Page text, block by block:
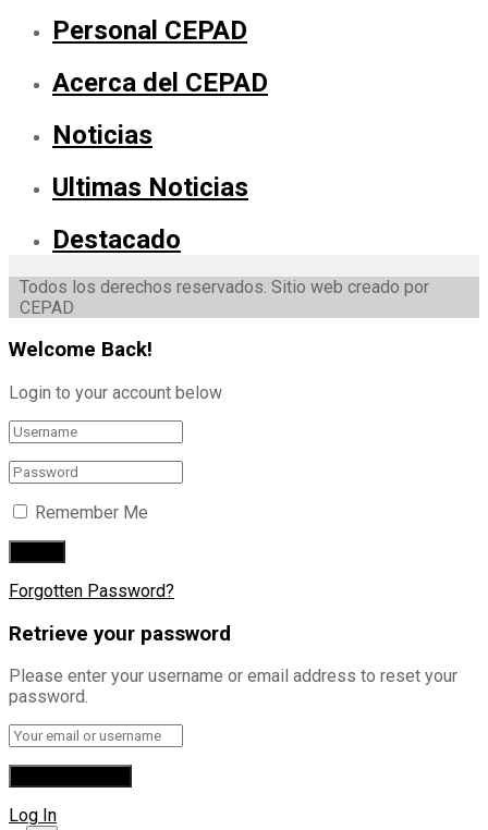
Personal CEPAD
Acerca del CEPAD
Noticias
Ultimas Noticias
Destacado
Todos los derechos reservados. Sitio web creado por
CEPAD
Welcome Back!
Login to your account below
Remember Me
Forgotten Password?
Retrieve your password
Please enter your username or email address to reset your
password.
Log In